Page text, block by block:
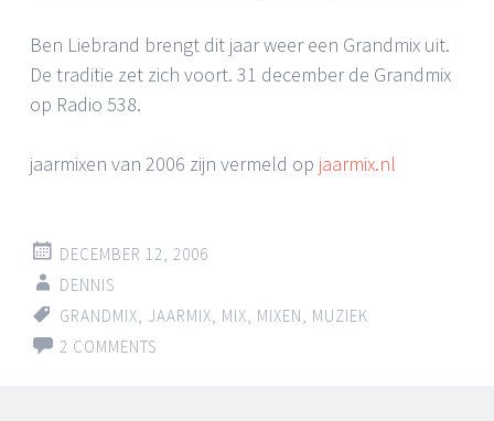
Ben Liebrand brengt dit jaar weer een Grandmix uit.
De traditie zet zich voort. 31 december de Grandmix
op Radio 538.
jaarmixen van 2006 zijn vermeld op jaarmix.nl
DECEMBER 12, 2006
DENNIS
GRANDMIX JAARMIX MIX MIXEN
MUZIEK
2 COMMENTS